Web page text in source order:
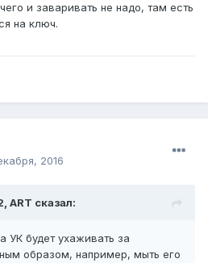
и заваривать не надо, там есть
на ключ.
2016
ART сказал:
УК будет ухаживать за
образом, например, мыть его